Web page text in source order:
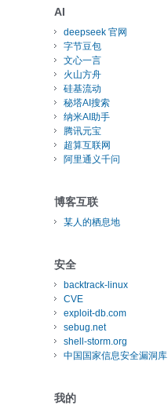
AI
deepseek 官网
字节豆包
文心一言
火山方舟
硅基流动
秘塔AI搜索
纳米AI助手
腾讯元宝
超算互联网
阿里通义千问
博客互联
某人的栖息地
安全
backtrack-linux
CVE
exploit-db.com
sebug.net
shell-storm.org
中国国家信息安全漏洞库
我的